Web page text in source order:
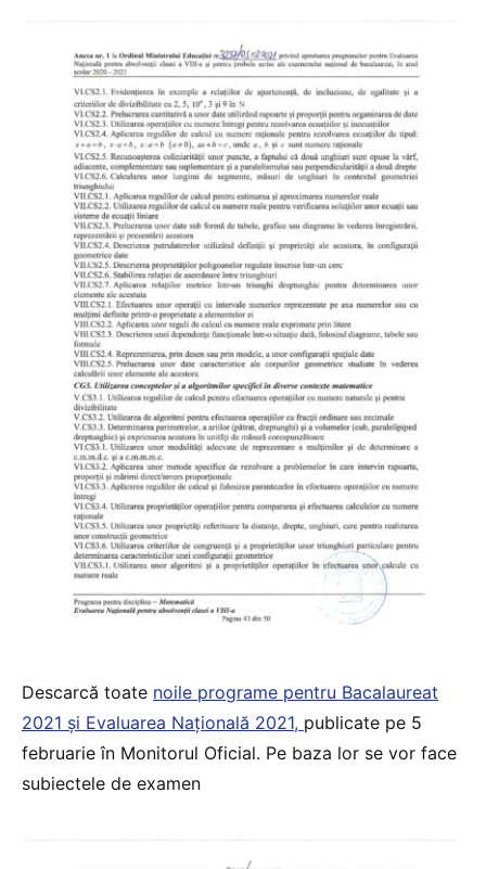
Descarcă toate noile programe pentru Bacalaureat
2021 și Evaluarea Națională 2021, publicate pe 5
februarie în Monitorul Oficial. Pe baza lor se vor face
subiectele de examen